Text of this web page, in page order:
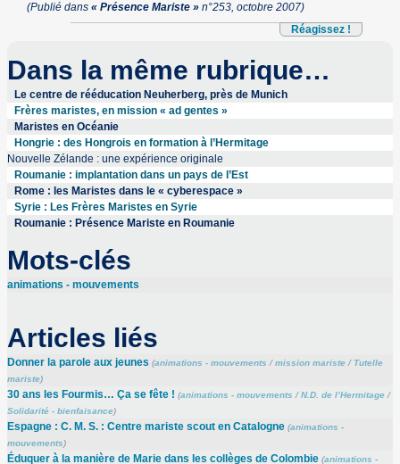
(Publié dans« Présence Mariste » n°253, octobre 2007)
Réagissez !
Dans la même rubrique…
Le centre de rééducation Neuherberg, près de Munich
Frères maristes, en mission « ad gentes »
Maristes en Océanie
Hongrie : des Hongrois en formation à l’Hermitage
Nouvelle Zélande : une expérience originale
Roumanie : implantation dans un pays de l’Est
Rome : les Maristes dans le « cyberespace »
Syrie : Les Frères Maristes en Syrie
Roumanie : Présence Mariste en Roumanie
Mots-clés
animations - mouvements
Articles liés
Donner la parole aux jeunes (animations - mouvements /mission mariste/ Tutelle
mariste)
30 ans les Fourmis… Ça se fête ! (animations - mouvements /N.D. de l’Hermitage/
Solidarité - bienfaisance)
Espagne : C. M. S. : Centre mariste scout en Catalogne (animations -
mouvements)
Éduquer à la manière de Marie dans les collèges de Colombie (animations -